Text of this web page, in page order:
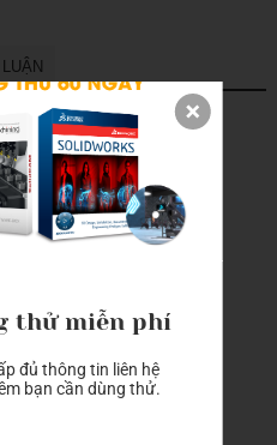
thử miễn phí
đủ thông tin liên hệ
bạn cần dùng thử.